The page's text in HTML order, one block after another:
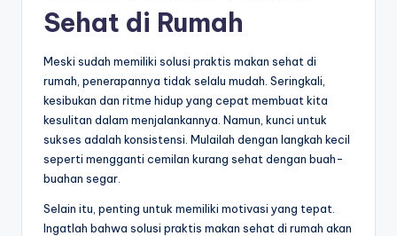
Sehat di Rumah
Meski sudah memiliki solusi praktis makan sehat di
rumah, penerapannya tidak selalu mudah. Seringkali,
kesibukan dan ritme hidup yang cepat membuat kita
kesulitan dalam menjalankannya. Namun, kunci untuk
sukses adalah konsistensi. Mulailah dengan langkah kecil
seperti mengganti cemilan kurang sehat dengan buah-
buahan segar.
Selain itu, penting untuk memiliki motivasi yang tepat.
Ingatlah bahwa solusi praktis makan sehat di rumah akan